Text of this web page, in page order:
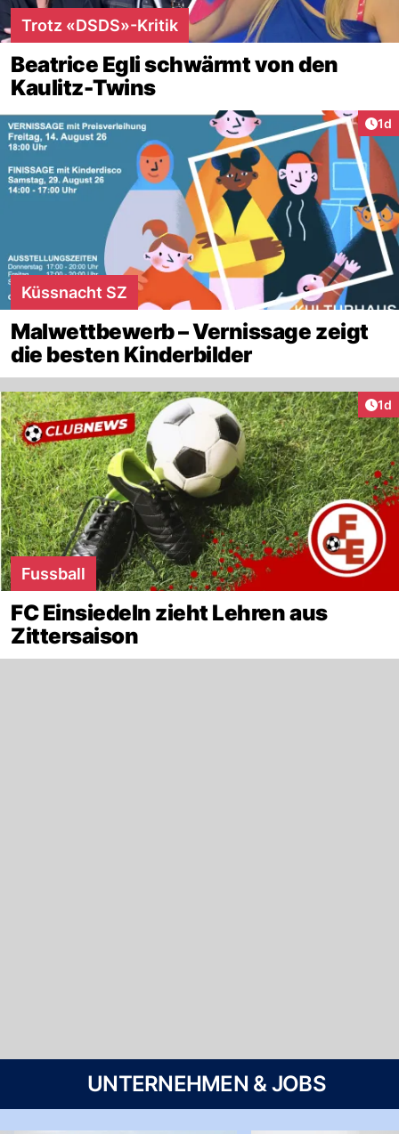
Trotz «DSDS»-Kritik
Beatrice Egli schwärmt von den
Kaulitz-Twins
1d
Küssnacht SZ
Malwettbewerb – Vernissage zeigt
die besten Kinderbilder
1d
Fussball
FC Einsiedeln zieht Lehren aus
Zittersaison
UNTERNEHMEN & JOBS